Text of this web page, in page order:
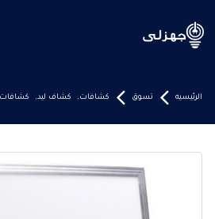
الرئيسيه تسوق كشافات, كشاف ليد, كشافات